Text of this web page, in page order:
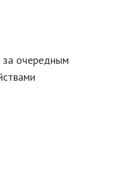
за очередным